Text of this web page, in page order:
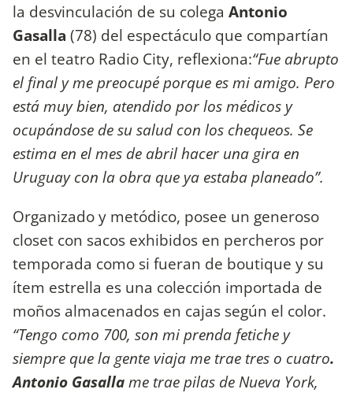
la desvinculación de su colega Antonio
Gasalla (78) del espectáculo que compartían
en el teatro Radio City, reflexiona:“Fue abrupto
el final y me preocupé porque es mi amigo. Pero
está muy bien, atendido por los médicos y
ocupándose de su salud con los chequeos. Se
estima en el mes de abril hacer una gira en
Uruguay con la obra que ya estaba planeado”.
Organizado y metódico, posee un generoso
closet con sacos exhibidos en percheros por
temporada como si fueran de boutique y su
ítem estrella es una colección importada de
moños almacenados en cajas según el color.
“Tengo como 700, son mi prenda fetiche y
siempre que la gente viaja me trae tres o cuatro.
Antonio Gasallame trae pilas de Nueva York,